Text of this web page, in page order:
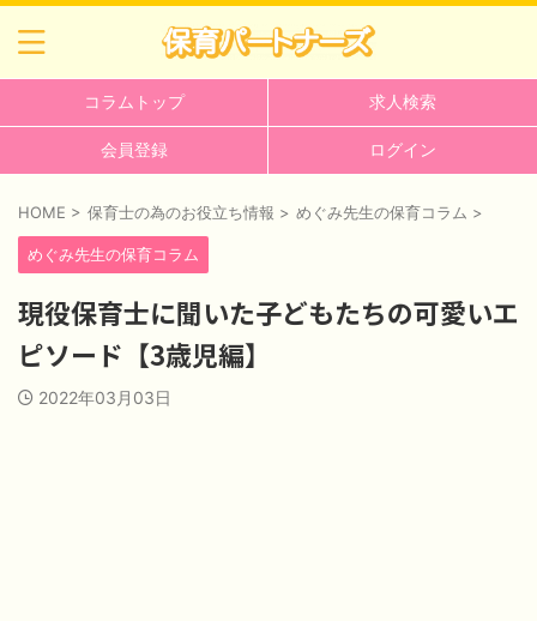
コラムトップ 求人検索
会員登録 ログイン
HOME > 保育士の為のお役立ち情報 > めぐみ先生の保育コラム >
めぐみ先生の保育コラム
現役保育士に聞いた子どもたちの可愛いエ
ピソード【3歳児編】
2022年03月03日